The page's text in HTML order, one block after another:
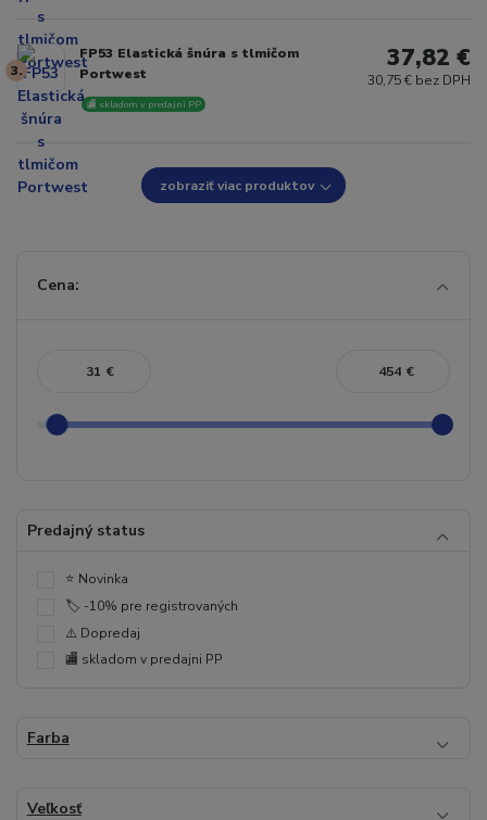
3.
FP53 Elastická šnúra s tlmičom
Portwest
🏬 skladom v predajni PP
37,82 €
30,75 € bez DPH
zobraziť viac produktov
Cena:
€ €
Predajný status
⭐️ Novinka
🏷️ -10% pre registrovaných
⚠️ Dopredaj
🏬 skladom v predajni PP
Farba
Veľkosť